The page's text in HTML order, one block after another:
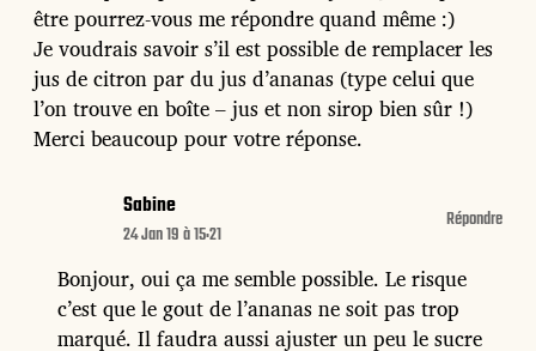
être pourrez-vous me répondre quand même :)
Je voudrais savoir s’il est possible de remplacer les
jus de citron par du jus d’ananas (type celui que
l’on trouve en boîte – jus et non sirop bien sûr !)
Merci beaucoup pour votre réponse.
Sabine
24 Jan 19 à 15:21
Bonjour, oui ça me semble possible. Le risque
c’est que le gout de l’ananas ne soit pas trop
marqué. Il faudra aussi ajuster un peu le sucre
Répondre